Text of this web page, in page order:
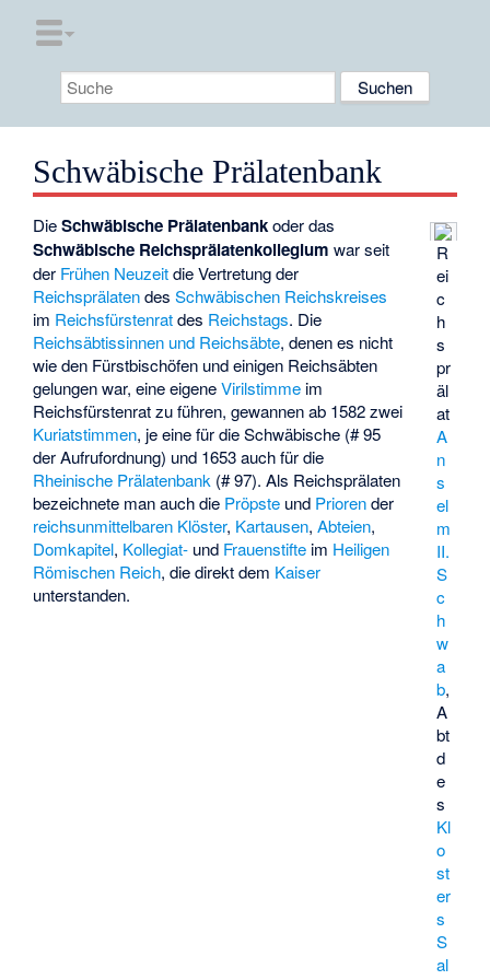
Schwäbische Prälatenbank
R
ei
c
h
s
pr
äl
at
A
n
s
el
m
II.
S
c
h
w
a
b,
A
bt
d
e
s
Kl
o
st
er
s
S
al
DieSchwäbische Prälatenbankoder das
Schwäbische Reichsprälatenkollegium war seit
der Frühen Neuzeitdie Vertretung der
ReichsprälatendesSchwäbischen Reichskreises
im Reichsfürstenratdes Reichstags. Die
Reichsäbtissinnen und Reichsäbte, denen es nicht
wie den Fürstbischöfen und einigen Reichsäbten
gelungen war, eine eigeneVirilstimme im
Reichsfürstenrat zu führen, gewannen ab 1582 zwei
Kuriatstimmen, je eine für die Schwäbische (# 95
der Aufrufordnung) und 1653 auch für die
Rheinische Prälatenbank (# 97). Als Reichsprälaten
bezeichnete man auch die Pröpste und Priorender
reichsunmittelbaren Klöster, Kartausen,Abteien,
Domkapitel, Kollegiat- und Frauenstifte im Heiligen
Römischen Reich, die direkt dem Kaiser
unterstanden.